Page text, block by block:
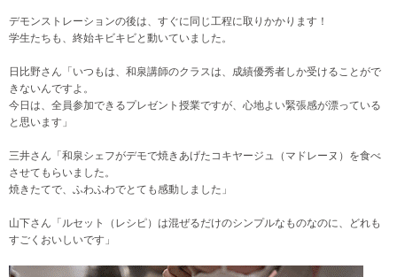
デモンストレーションの後は、すぐに同じ工程に取りかかります！
学生たちも、終始キビキビと動いていました。
日比野さん「いつもは、和泉講師のクラスは、成績優秀者しか受けることがで
きないんですよ。
今日は、全員参加できるプレゼント授業ですが、心地よい緊張感が漂っている
と思います」
三井さん「和泉シェフがデモで焼きあげたコキヤージュ（マドレーヌ）を食べ
させてもらいました。
焼きたてで、ふわふわでとても感動しました」
山下さん「ルセット（レシピ）は混ぜるだけのシンプルなものなのに、どれも
すごくおいしいです」